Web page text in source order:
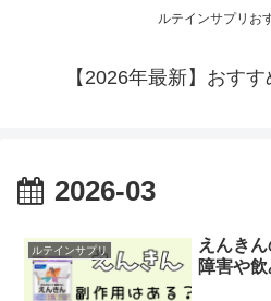
ルテインサプリお
【2026年最新】おす
2026-03
ルテインサプリ
えんき
障害や